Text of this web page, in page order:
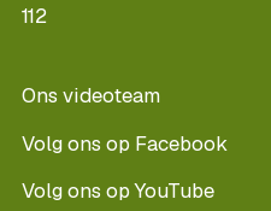
112
Ons videoteam
Volg ons op Facebook
Volg ons op YouTube